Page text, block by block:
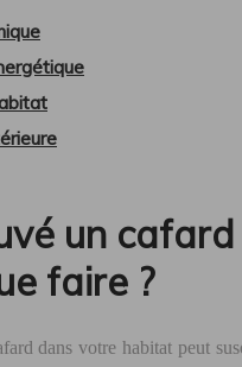
un
faire ?
dans votre habitat peut